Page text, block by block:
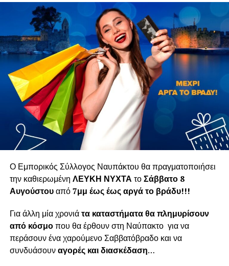
Ο Εμπορικός Σύλλογος Ναυπάκτου θα πραγματοποιήσει
την καθιερωμένη ΛΕΥΚΗ ΝΥΧΤΑ τοΣάββατο 8
Αυγούστουαπό7μμ έως έως αργά το βράδυ!!!
Για άλλη μία χρονιάτα καταστήματα θα πλημυρίσουν
από κόσμοπου θα έρθουν στη Ναύπακτο για να
περάσουν ένα χαρούμενο Σαββατόβραδο και να
συνδυάσουναγορές και διασκέδαση…